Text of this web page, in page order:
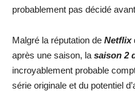
probablement pas décidé
Malgré la réputation de Netflix
après une saison, la saison 2
incroyablement probable
série originale et du potentiel